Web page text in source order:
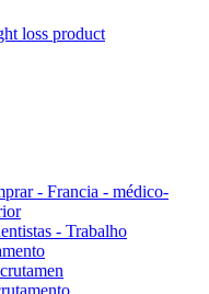
loss product
- Francia - médico-
- Trabalho